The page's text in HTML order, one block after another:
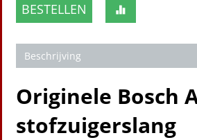
BESTELLEN
Beschrijving
Originele Bosch
stofzuigerslang